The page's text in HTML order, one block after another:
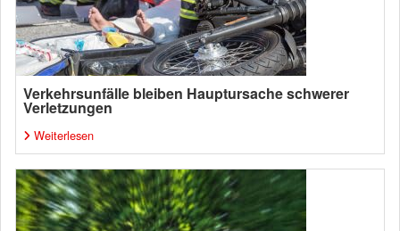
Verkehrsunfälle bleiben Hauptursache schwerer
Verletzungen
Weiterlesen